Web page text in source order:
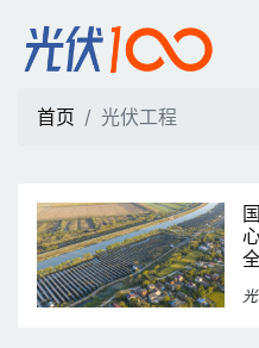
光伏工程 |
首页 光伏工程